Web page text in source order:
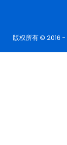
版权所有 © 2016